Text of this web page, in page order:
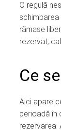
O regulă
rămase
rezervat,
Ce
Aici apare
perioadă în
rezervarea.